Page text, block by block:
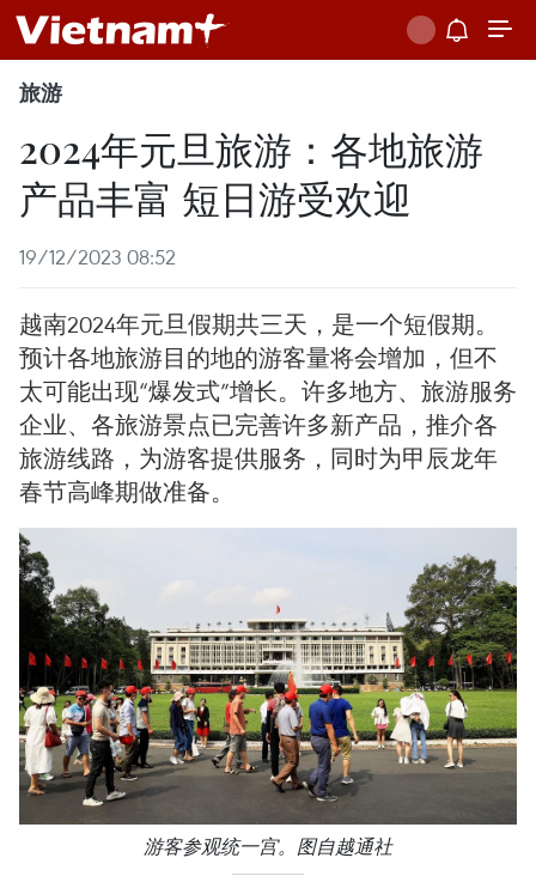
旅游
2024年元旦旅游：各地旅游
产品丰富 短日游受欢迎
19/12/2023 08:52
越南2024年元旦假期共三天，是一个短假期。
预计各地旅游目的地的游客量将会增加，但不
太可能出现“爆发式”增长。许多地方、旅游服务
企业、各旅游景点已完善许多新产品，推介各
旅游线路，为游客提供服务，同时为甲辰龙年
春节高峰期做准备。
游客参观统一宫。图自越通社